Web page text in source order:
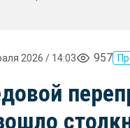
2026 / 14:03 957